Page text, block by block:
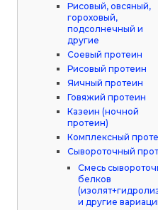
Рисовый, овсяный,
гороховый,
подсолнечный и
другие
Соевый протеин
Рисовый протеин
Яичный протеин
Говяжий протеин
Казеин (ночной
протеин)
Комплексный
Сывороточный
Смесь
белков
и другие